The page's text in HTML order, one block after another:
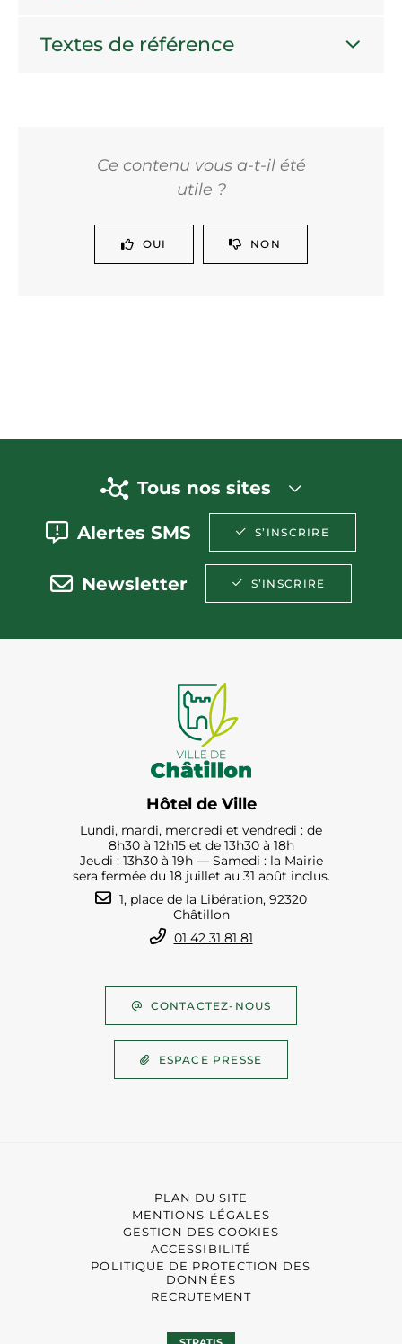
Textes de référence
Ce contenu vous a-t-il été
utile ?
OUI NON
Tous nos sites
Alertes SMS S’INSCRIRE
Newsletter S’INSCRIRE
Hôtel de Ville
Lundi, mardi, mercredi et vendredi : de
8h30 à 12h15 et de 13h30 à 18h
Jeudi : 13h30 à 19h — Samedi : la Mairie
sera fermée du 18 juillet au 31 août inclus.
1, place de la Libération, 92320
Châtillon
01 42 31 81 81
CONTACTEZ-NOUS
ESPACE PRESSE
PLAN DU SITE
MENTIONS LÉGALES
GESTION DES COOKIES
ACCESSIBILITÉ
POLITIQUE DE PROTECTION DES
DONNÉES
RECRUTEMENT